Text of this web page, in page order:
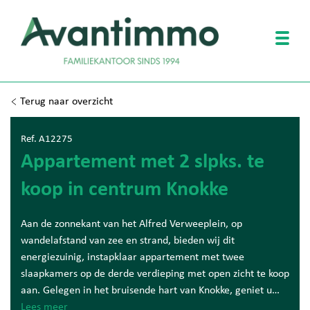
Terug naar overzicht
Ref. A12275
Appartement met 2 slpks. te
koop in centrum Knokke
Aan de zonnekant van het Alfred Verweeplein, op
wandelafstand van zee en strand, bieden wij dit
energiezuinig, instapklaar appartement met twee
slaapkamers op de derde verdieping met open zicht te koop
aan. Gelegen in het bruisende hart van Knokke, geniet u
van alle wooncomfort met tal van winkels, restaurants en
Lees meer